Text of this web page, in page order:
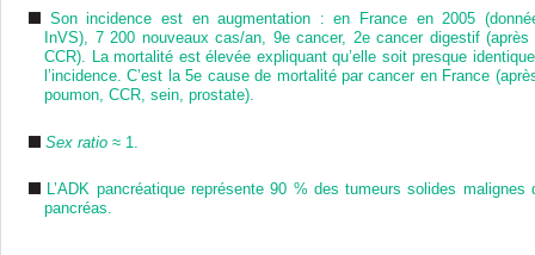
Son incidence est en augmentation : en France en 2005
InVS), 7 200 nouveaux cas/an, 9ecancer, 2ecancer digestif (après
CCR). La mortalité est élevée expliquant qu’elle soit presque
l’incidence. C’est la 5e cause de mortalité par cancer en France
poumon, CCR, sein, prostate).
Sex ratio ≈ 1.
L’ADK pancréatique représente 90 % des tumeurs solides malignes
pancréas.